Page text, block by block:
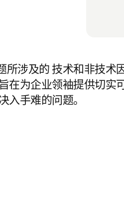
所涉及的 技术和非技术
在为企业领袖提供切实
入手难的问题。